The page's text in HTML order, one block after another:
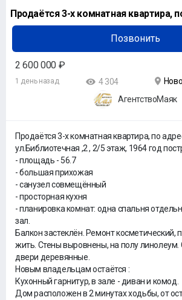
Продаётся 3-х комнатная квартира,
Позвонить
2 600 000 ₽
1 день назад 4 304
АгентствоМаяк
Продаётся 3-х комнатная квартира, по
ул.Библиотечная ,2 , 2/5 этаж, 1964 год
- площадь - 56.7
- большая прихожая
- санузел совмещённый
- просторная кухня
- планировка комнат: одна спальня
зал.
Балкон застеклён. Ремонт косметический,
жить. Стены выровнены, на полу линолеум.
двери деревянные.
Новым владельцам остаётся :
Кухонный гарнитур, в зале - диван и комод.
Дом расположен в 2 минутах ходьбы, от